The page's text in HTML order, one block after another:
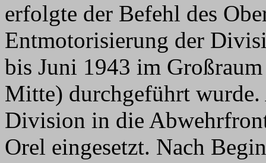
erfolgte der Befehl des
Entmotorisierung der
bis Juni 1943 im
Mitte) durchgeführt
Division in die
Orel eingesetzt. Nach